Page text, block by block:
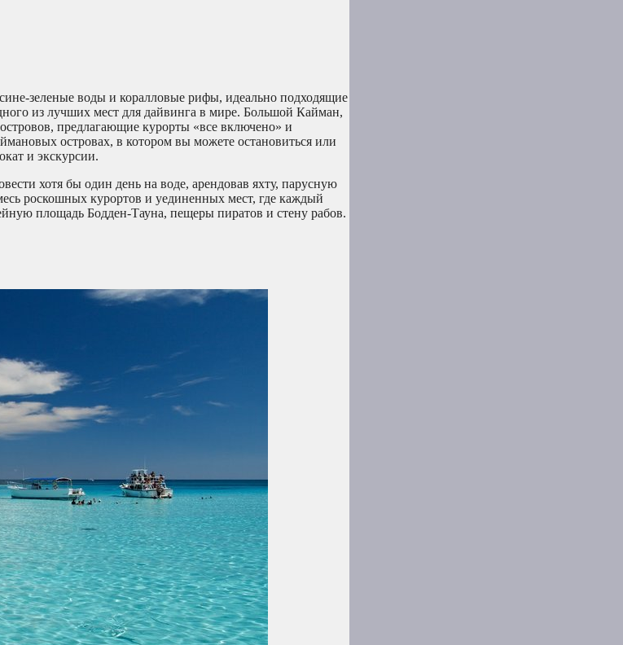
зеленые воды и коралловые рифы, идеально подходящие
из лучших мест для дайвинга в мире. Большой Кайман,
предлагающие курорты «все включено» и
островах, в котором вы можете остановиться или
и экскурсии.
хотя бы один день на воде, арендовав яхту, парусную
роскошных курортов и уединенных мест, где каждый
площадь Бодден-Тауна, пещеры пиратов и стену рабов.